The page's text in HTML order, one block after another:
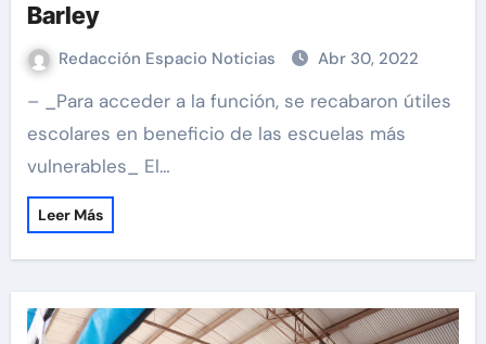
Barley
Redacción Espacio Noticias Abr 30, 2022
– _Para acceder a la función, se recabaron útiles
escolares en beneficio de las escuelas más
vulnerables_ El…
Leer Más